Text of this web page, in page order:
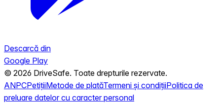
Descarcă din
Google Play
© 2026 DriveSafe. Toate drepturile rezervate.
ANPCPetițiiMetode de platăTermeni și condițiiPolitica de
preluare datelor cu caracter personal